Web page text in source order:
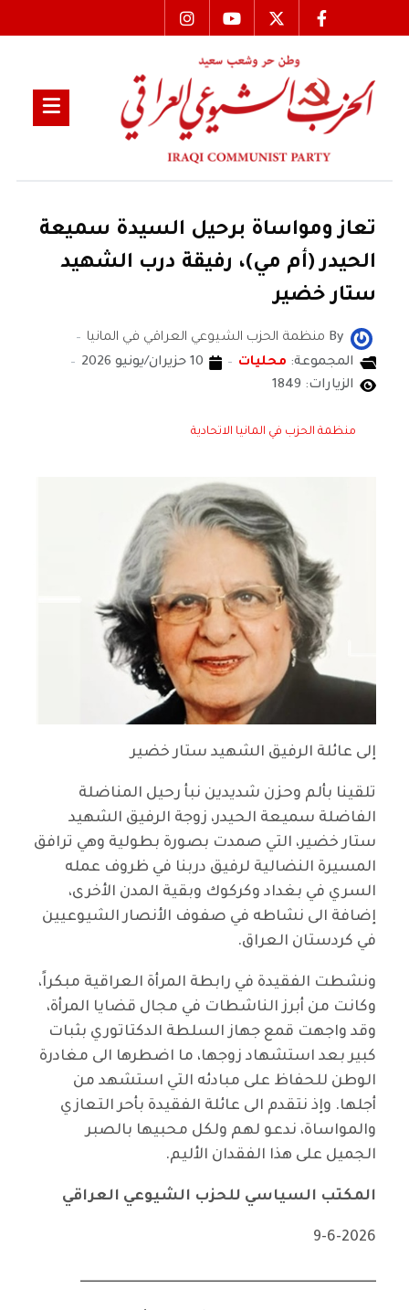
تعاز ومواساة برحيل السيدة سميعة
الحيدر (أم مي)، رفيقة درب الشهيد
ستار خضير
By منظمة الحزب الشيوعي العراقي في المانيا
المجموعة: محليات
10 حزيران/يونيو 2026
الزيارات: 1849
منظمة الحزب في المانيا الاتحادية
إلى عائلة الرفيق الشهيد ستار خضير
تلقينا بألم وحزن شديدين نبأ رحيل المناضلة
الفاضلة سميعة الحيدر، زوجة الرفيق الشهيد
ستار خضير، التي صمدت بصورة بطولية وهي ترافق
المسيرة النضالية لرفيق دربنا في ظروف عمله
السري في بغداد وكركوك وبقية المدن الأخرى،
إضافة الى نشاطه في صفوف الأنصار الشيوعيين
في كردستان العراق.
ونشطت الفقيدة في رابطة المرأة العراقية مبكراً،
وكانت من أبرز الناشطات في مجال قضايا المرأة،
وقد واجهت قمع جهاز السلطة الدكتاتوري بثبات
كبير بعد استشهاد زوجها، ما اضطرها الى مغادرة
الوطن للحفاظ على مبادئه التي استشهد من
أجلها. وإذ نتقدم الى عائلة الفقيدة بأحر التعازي
والمواساة، ندعو لهم ولكل محبيها بالصبر
الجميل على هذا الفقدان الأليم.
المكتب السياسي للحزب الشيوعي العراقي
9-6-2026
ــــــــــــــــــــــــــــــــــــــــــــــــــــــــــــــــــــــــــــــــــــــــــــــــــــــــــــ